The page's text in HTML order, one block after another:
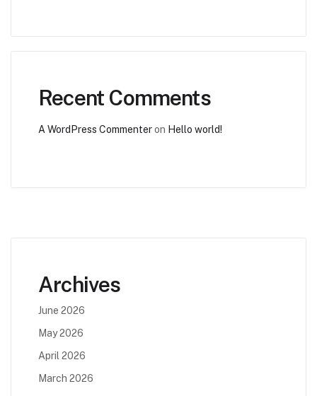
Recent Comments
A WordPress Commenteron Hello world!
Archives
June 2026
May 2026
April 2026
March 2026